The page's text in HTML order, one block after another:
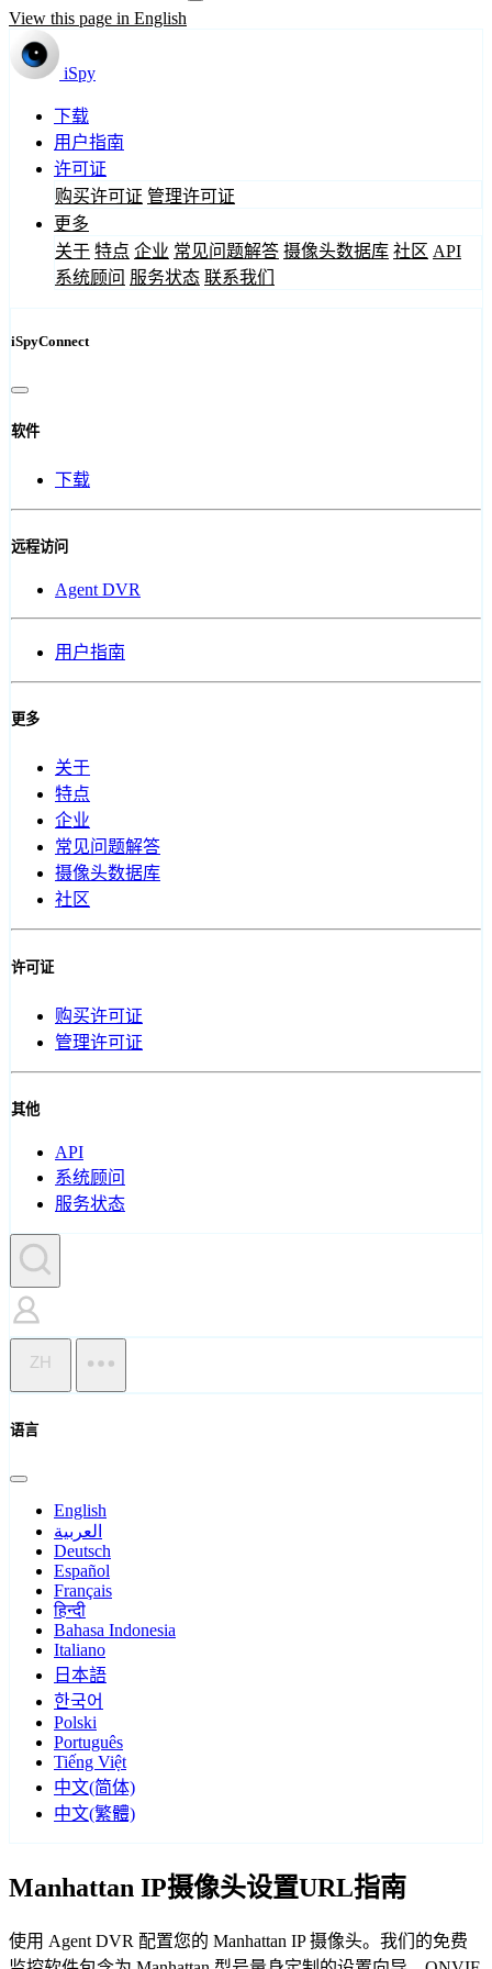
View this page in English
iSpy
下载
用户指南
许可证
购买许可证 管理许可证
更多
关于 特点 企业 常见问题解答 摄像头数据库 社区 API
系统顾问 服务状态 联系我们
iSpyConnect
软件
下载
远程访问
Agent DVR
用户指南
更多
关于
特点
企业
常见问题解答
摄像头数据库
社区
许可证
购买许可证
管理许可证
其他
API
系统顾问
服务状态
ZH
语言
English
العربية
Deutsch
Español
Français
हिन्दी
Bahasa Indonesia
Italiano
日本語
한국어
Polski
Português
Tiếng Việt
中文(简体)
中文(繁體)
Manhattan IP摄像头设置URL指南
使用 Agent DVR 配置您的 Manhattan IP 摄像头。我们的免费